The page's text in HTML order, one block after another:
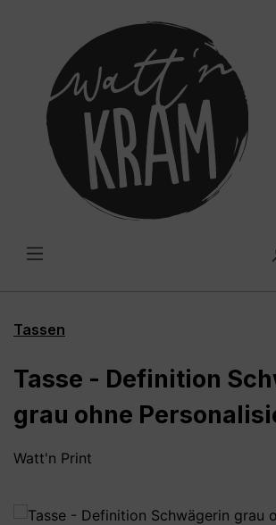
Tassen
Tasse - Definition
grau ohne
Watt'n Print
Bildergalerie überspringen